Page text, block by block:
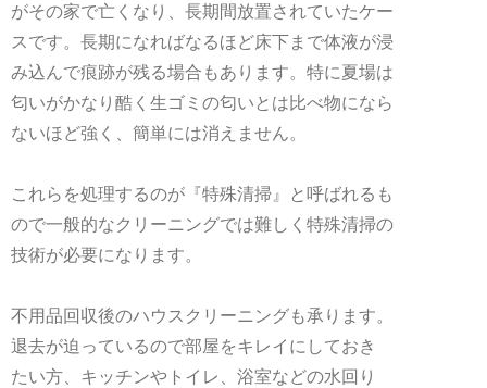
がその家で亡くなり、長期間放置されていたケー
スです。長期になればなるほど床下まで体液が浸
み込んで痕跡が残る場合もあります。特に夏場は
匂いがかなり酷く生ゴミの匂いとは比べ物になら
ないほど強く、簡単には消えません。
これらを処理するのが『特殊清掃』と呼ばれるも
ので一般的なクリーニングでは難しく特殊清掃の
技術が必要になります。
不用品回収後のハウスクリーニングも承ります。
退去が迫っているので部屋をキレイにしておき
たい方、キッチンやトイレ、浴室などの水回り